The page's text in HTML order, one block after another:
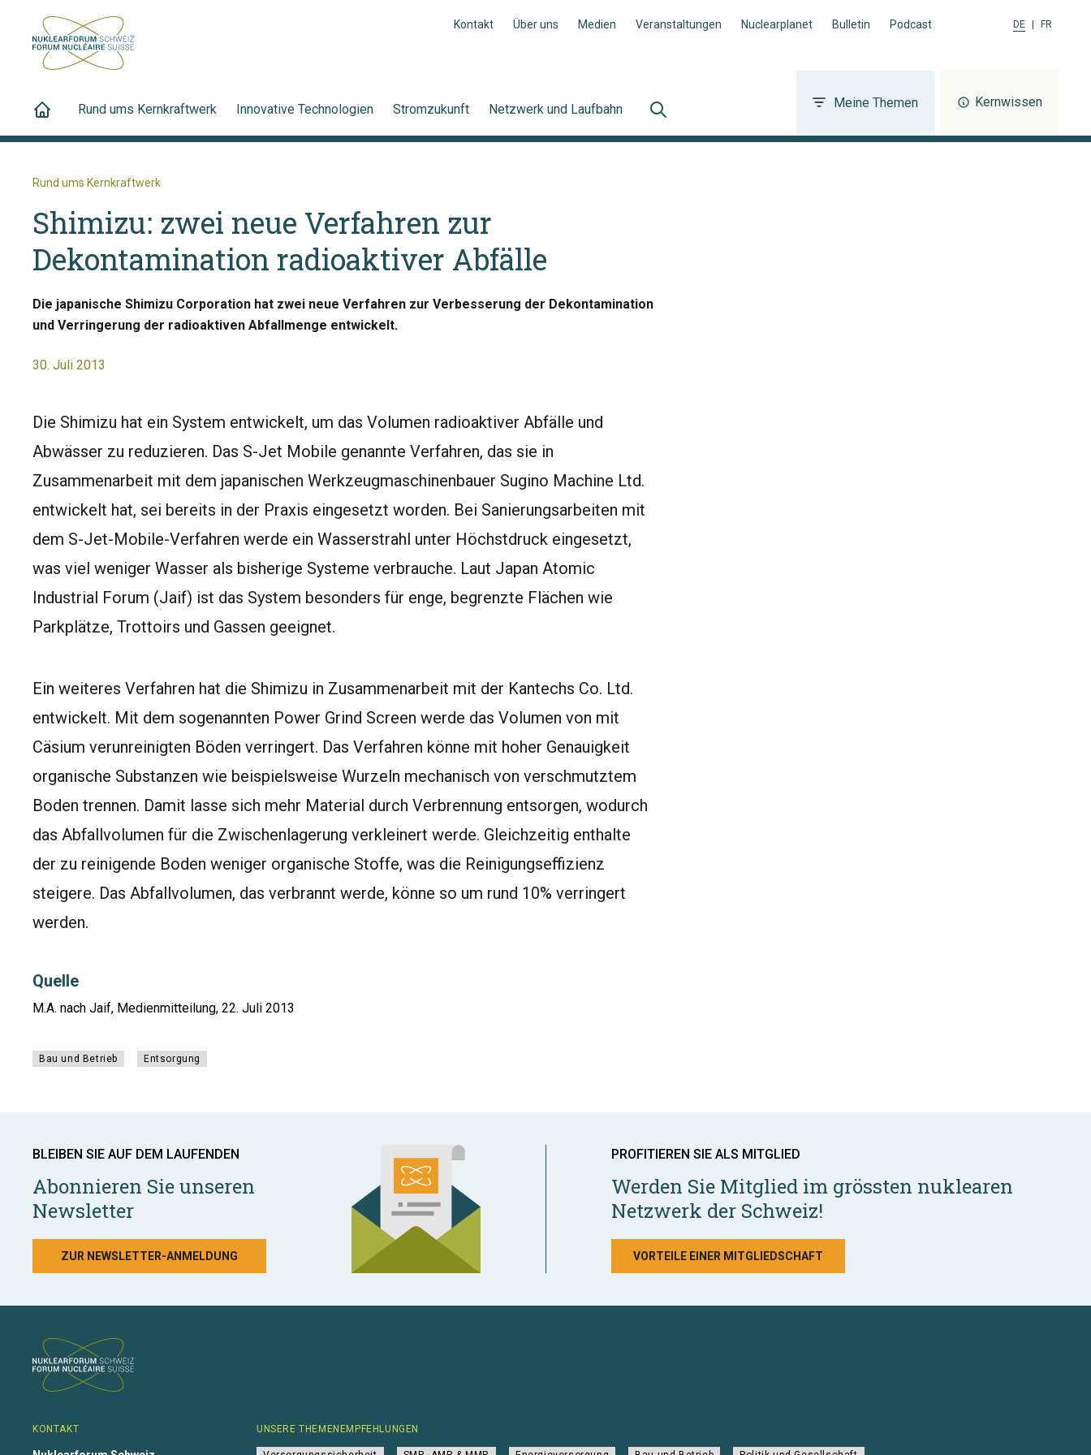
Kontakt Über uns Medien Veranstaltungen Nuclearplanet Bulletin Podcast DE FR
Rund ums Kernkraftwerk Innovative Technologien Stromzukunft Netzwerk und Laufbahn Meine Themen Kernwissen
Rund ums Kernkraftwerk
Shimizu: zwei neue Verfahren zur
Dekontamination radioaktiver Abfälle
Die japanische Shimizu Corporation hat zwei neue Verfahren zur Verbesserung der Dekontamination
und Verringerung der radioaktiven Abfallmenge entwickelt.
30. Juli 2013
Die Shimizu hat ein System entwickelt, um das Volumen radioaktiver Abfälle und
Abwässer zu reduzieren. Das S-Jet Mobile genannte Verfahren, das sie in
Zusammenarbeit mit dem japanischen Werkzeugmaschinenbauer Sugino Machine Ltd.
entwickelt hat, sei bereits in der Praxis eingesetzt worden. Bei Sanierungsarbeiten mit
dem S-Jet-Mobile-Verfahren werde ein Wasserstrahl unter Höchstdruck eingesetzt,
was viel weniger Wasser als bisherige Systeme verbrauche. Laut Japan Atomic
Industrial Forum (Jaif) ist das System besonders für enge, begrenzte Flächen wie
Parkplätze, Trottoirs und Gassen geeignet.
Ein weiteres Verfahren hat die Shimizu in Zusammenarbeit mit der Kantechs Co. Ltd.
entwickelt. Mit dem sogenannten Power Grind Screen werde das Volumen von mit
Cäsium verunreinigten Böden verringert. Das Verfahren könne mit hoher Genauigkeit
organische Substanzen wie beispielsweise Wurzeln mechanisch von verschmutztem
Boden trennen. Damit lasse sich mehr Material durch Verbrennung entsorgen, wodurch
das Abfallvolumen für die Zwischenlagerung verkleinert werde. Gleichzeitig enthalte
der zu reinigende Boden weniger organische Stoffe, was die Reinigungseffizienz
steigere. Das Abfallvolumen, das verbrannt werde, könne so um rund 10% verringert
werden.
Quelle
M.A. nach Jaif, Medienmitteilung, 22. Juli 2013
Bau und Betrieb Entsorgung
BLEIBEN SIE AUF DEM LAUFENDEN
Abonnieren Sie unseren
Newsletter
ZUR NEWSLETTER-ANMELDUNG
PROFITIEREN SIE ALS MITGLIED
Werden Sie Mitglied im grössten nuklearen
Netzwerk der Schweiz!
VORTEILE EINER MITGLIEDSCHAFT
KONTAKT UNSERE THEMENEMPFEHLUNGEN